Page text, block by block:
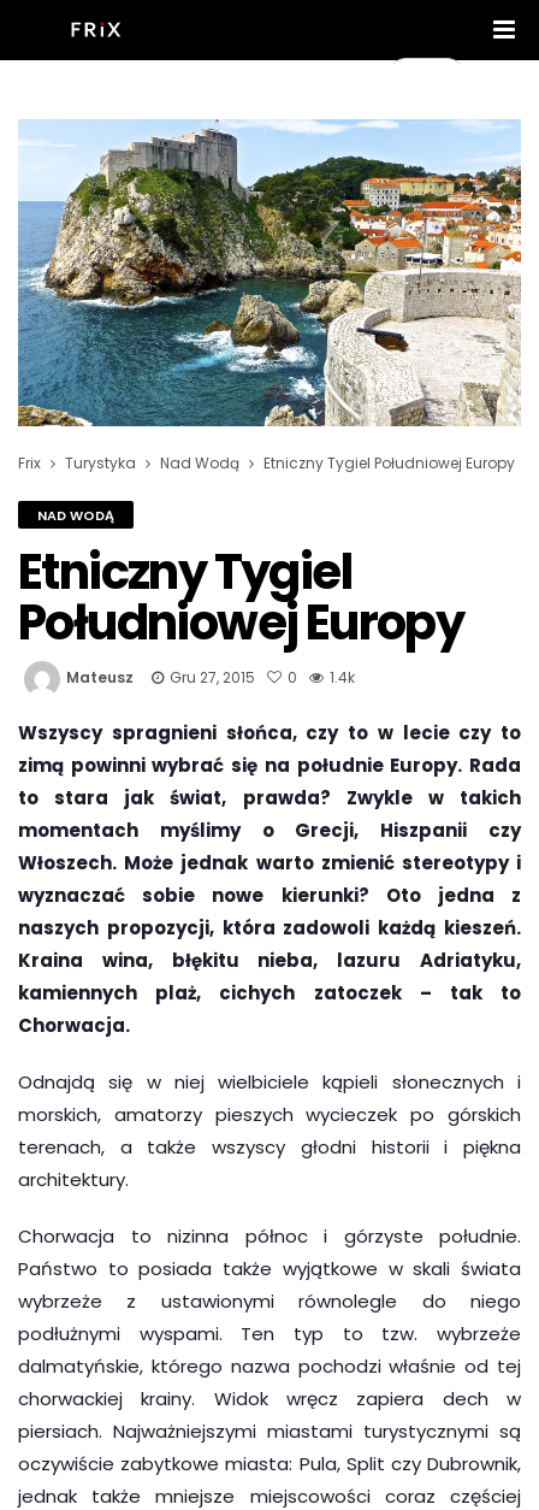
Frix Turystyka Nad Wodą Etniczny Tygiel Południowej Europy
NAD WODĄ
Etniczny Tygiel
Południowej Europy
Mateusz Gru 27, 2015 0 1.4k
Wszyscy spragnieni słońca, czy to w lecie czy to
zimą powinni wybrać się na południe Europy. Rada
to stara jak świat, prawda? Zwykle w takich
momentach myślimy o Grecji, Hiszpanii czy
Włoszech. Może jednak warto zmienić stereotypy i
wyznaczać sobie nowe kierunki? Oto jedna z
naszych propozycji, która zadowoli każdą kieszeń.
Kraina wina, błękitu nieba, lazuru Adriatyku,
kamiennych plaż, cichych zatoczek – tak to
Chorwacja.
Odnajdą się w niej wielbiciele kąpieli słonecznych i
morskich, amatorzy pieszych wycieczek po górskich
terenach, a także wszyscy głodni historii i piękna
architektury.
Chorwacja to nizinna północ i górzyste południe.
Państwo to posiada także wyjątkowe w skali świata
wybrzeże z ustawionymi równolegle do niego
podłużnymi wyspami. Ten typ to tzw. wybrzeże
dalmatyńskie, którego nazwa pochodzi właśnie od tej
chorwackiej krainy. Widok wręcz zapiera dech w
piersiach. Najważniejszymi miastami turystycznymi są
oczywiście zabytkowe miasta: Pula, Split czy Dubrownik,
jednak także mniejsze miejscowości coraz częściej